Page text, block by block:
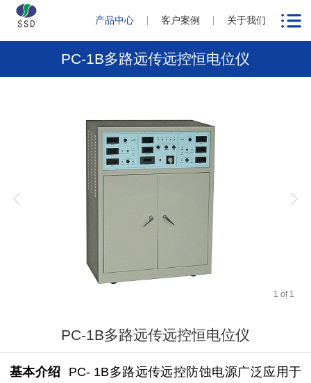
产品中心 客户案例 关于我们
PC-1B多路远传远控恒电位仪
1 of 1
PC-1B多路远传远控恒电位仪
基本介绍
PC- 1B多路远传远控防蚀电源广泛应用于